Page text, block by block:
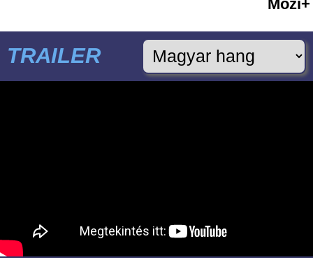
Mozi+
TRAILER